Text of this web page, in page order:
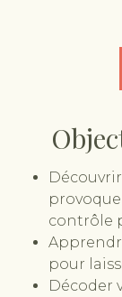
provoque
contrôle
pour
Décoder